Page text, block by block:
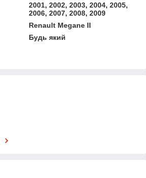
2001, 2002, 2003, 2004, 2005,
2006, 2007, 2008, 2009
Renault Megane II
Будь який